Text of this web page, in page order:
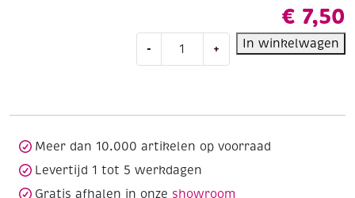
€ 7,50
-
aantal
+ In winkelwagen
Meer dan 10.000 artikelen op voorraad
Levertijd 1 tot 5 werkdagen
Gratis afhalen in onze showroom